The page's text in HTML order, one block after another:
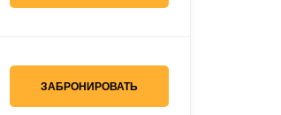
ЗАБРОНИРОВАТЬ